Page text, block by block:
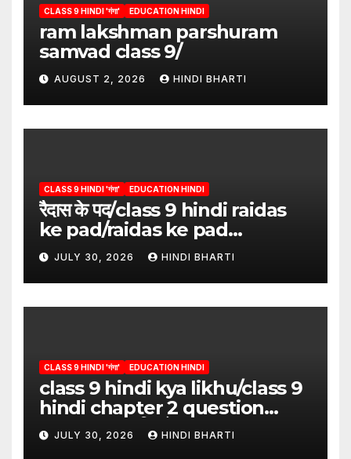
CLASS 9 HINDI 'गंगा' EDUCATION HINDI
ram lakshman parshuram
samvad class 9/
AUGUST 2, 2026 HINDI BHARTI
CLASS 9 HINDI 'गंगा' EDUCATION HINDI
रैदास के पद/class 9 hindi raidas
ke pad/raidas ke pad
question answer/raidas ke
pad class 9
JULY 30, 2026 HINDI BHARTI
CLASS 9 HINDI 'गंगा' EDUCATION HINDI
class 9 hindi kya likhu/class 9
hindi chapter 2 question
answer/क्या लिखूँ-पदुमलाल/class 9
hindi
JULY 30, 2026 HINDI BHARTI